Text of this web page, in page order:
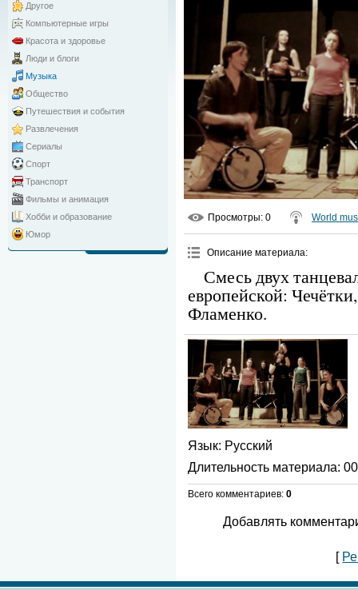
Другое
Компьютерные игры
Красота и здоровье
Люди и блоги
Музыка
Общество
Путешествия и события
Развлечения
Сериалы
Спорт
Транспорт
Фильмы и анимация
Хобби и образование
Юмор
Просмотры: 0 World
Описание материала:
Смесь двух
европейской:
Фламенко.
Язык: Русский
Длительность материала:
Всего комментариев: 0
Добавлять
[